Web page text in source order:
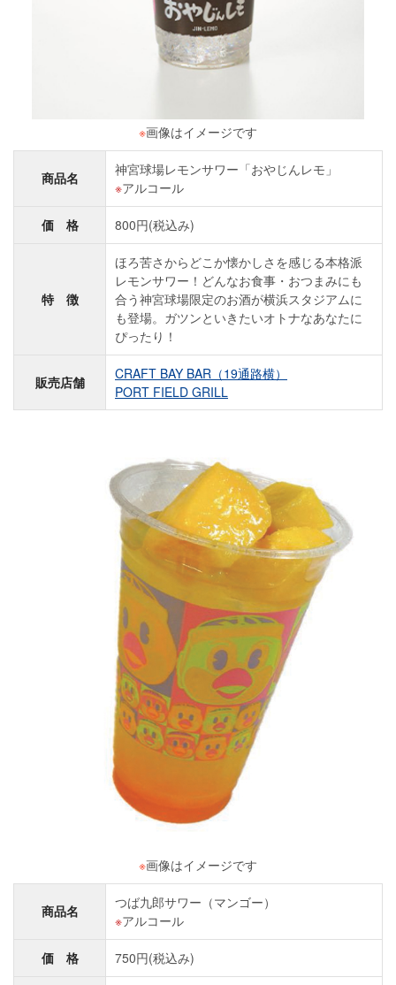
※画像はイメージです
商品名
神宮球場レモンサワー「おやじんレモ」
アルコール
価 格 800円(税込み)
特 徴
ほろ苦さからどこか懐かしさを感じる本格派
レモンサワー！どんなお食事・おつまみにも
合う神宮球場限定のお酒が横浜スタジアムに
も登場。ガツンといきたいオトナなあなたに
ぴったり！
販売店舗
CRAFT BAY BAR（19通路横）
PORT FIELD GRILL
※画像はイメージです
商品名
つば九郎サワー（マンゴー）
アルコール
価 格 750円(税込み)